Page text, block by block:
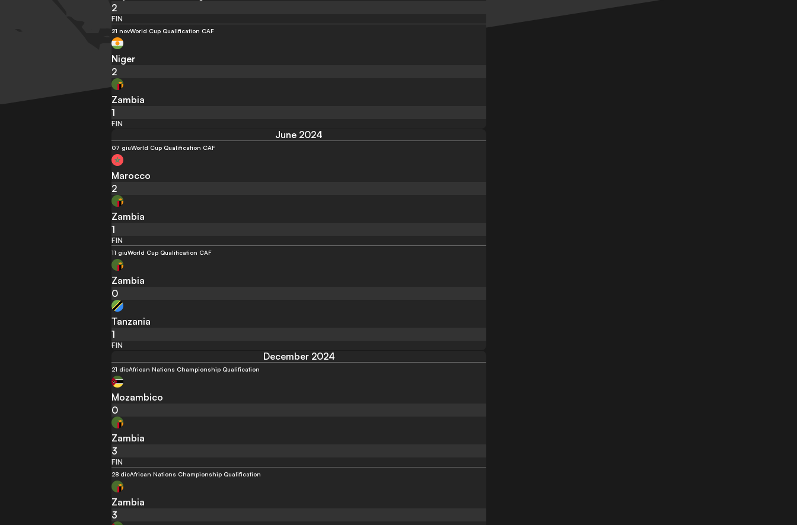
2
FIN
21 novWorld Cup Qualification CAF
Niger
2
Zambia
1
FIN
June 2024
07 giuWorld Cup Qualification CAF
Marocco
2
Zambia
1
FIN
11 giuWorld Cup Qualification CAF
Zambia
0
Tanzania
1
FIN
December 2024
21 dicAfrican Nations Championship Qualification
Mozambico
0
Zambia
3
FIN
28 dicAfrican Nations Championship Qualification
Zambia
3